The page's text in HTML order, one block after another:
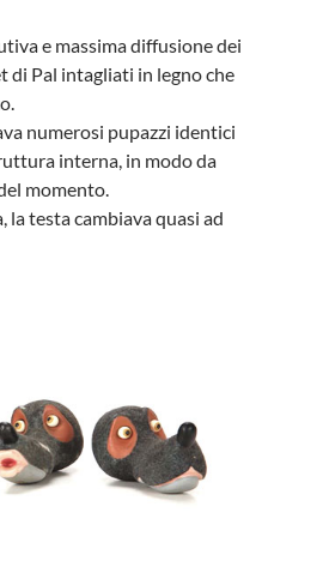
e massima diffusione dei
di Pal intagliati in legno che
numerosi pupazzi identici
interna, in modo da
momento.
la testa cambiava quasi ad